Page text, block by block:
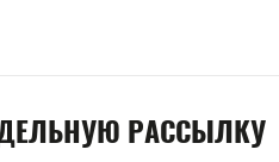
РАССЫЛКУ